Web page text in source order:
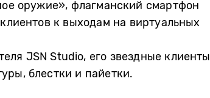
оружие», флагманский смартфон
к выходам на виртуальных
JSN Studio, его звездные клиенты
блестки и пайетки.